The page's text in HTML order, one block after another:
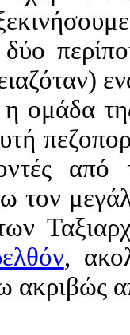
η ομάδα
τον
,
ακριβώς